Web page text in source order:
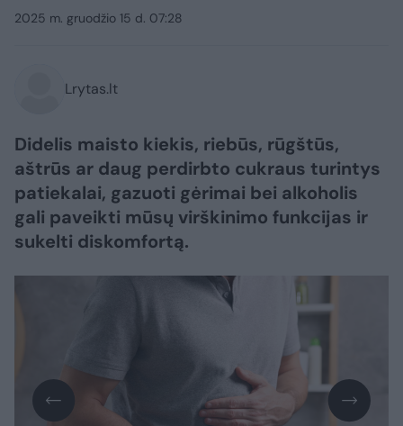
2025 m. gruodžio 15 d. 07:28
Lrytas.lt
Didelis maisto kiekis, riebūs, rūgštūs,
aštrūs ar daug perdirbto cukraus turintys
patiekalai, gazuoti gėrimai bei alkoholis
gali paveikti mūsų virškinimo funkcijas ir
sukelti diskomfortą.